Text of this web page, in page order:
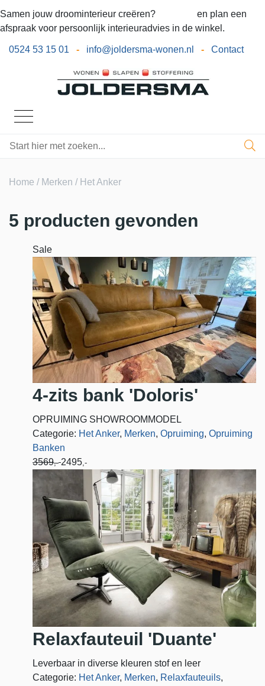
Samen jouw droominterieur creëren?
en plan een
afspraak voor persoonlijk interieuradvies in de winkel.
0524 53 15 01 - info@joldersma-wonen.nl - Contact
Home / Merken / Het Anker
5 producten gevonden
Sale
4-zits bank 'Doloris'
OPRUIMING SHOWROOMMODEL
Categorie: Het Anker, Merken, Opruiming, Opruiming
Banken
3569,- 2495,-
Relaxfauteuil 'Duante'
Leverbaar in diverse kleuren stof en leer
Categorie: Het Anker, Merken, Relaxfauteuils,